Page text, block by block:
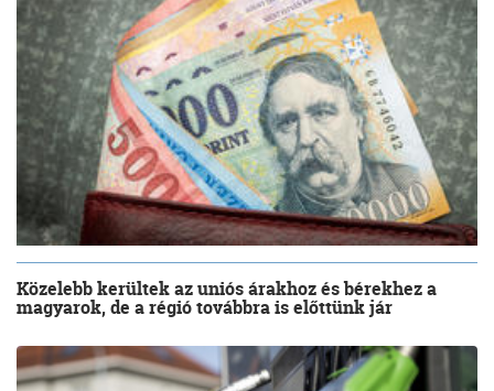
Közelebb kerültek az uniós árakhoz és bérekhez a
magyarok, de a régió továbbra is előttünk jár